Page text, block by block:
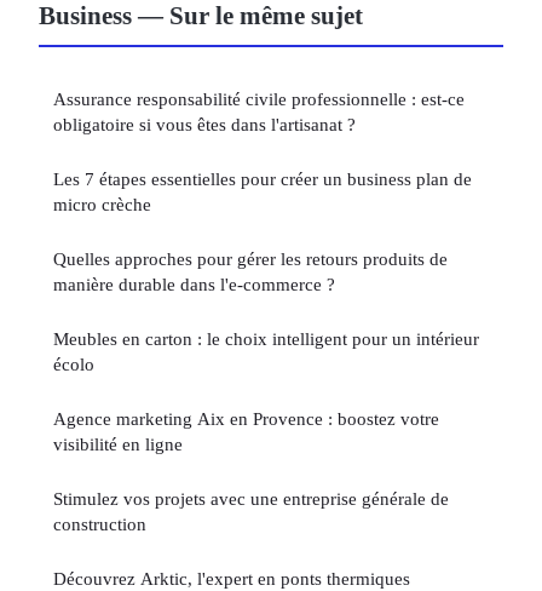
Business — Sur le même sujet
Assurance responsabilité civile professionnelle : est-ce
obligatoire si vous êtes dans l'artisanat ?
Les 7 étapes essentielles pour créer un business plan de
micro crèche
Quelles approches pour gérer les retours produits de
manière durable dans l'e-commerce ?
Meubles en carton : le choix intelligent pour un intérieur
écolo
Agence marketing Aix en Provence : boostez votre
visibilité en ligne
Stimulez vos projets avec une entreprise générale de
construction
Découvrez Arktic, l'expert en ponts thermiques